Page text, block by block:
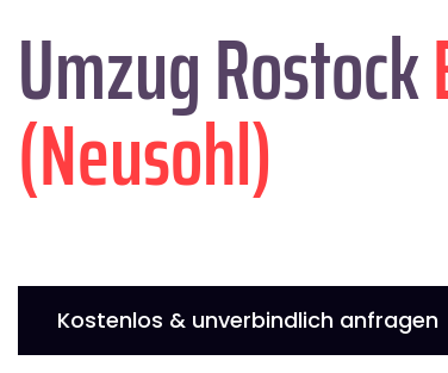
Umzug Rostock
(Neusohl)
Kostenlos & unverbindlich anfragen